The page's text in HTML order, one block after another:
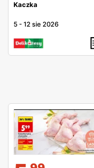
Kaczka
5 -12 sie 2026